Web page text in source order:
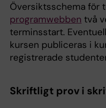
Översiktsschema för
programwebben två
terminsstart.
kursen publiceras i
registrerade
Skriftligt prov i